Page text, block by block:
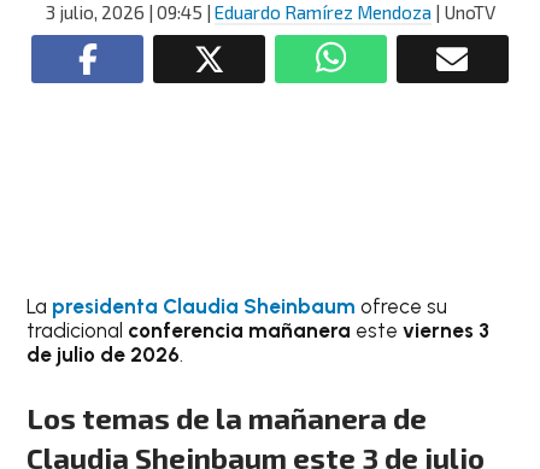
3 julio, 2026 | 09:45 | Eduardo Ramírez Mendoza | UnoTV
La presidenta Claudia Sheinbaum ofrece su
tradicional conferencia mañanera esteviernes 3
de julio de 2026.
Los temas de la mañanera de
Claudia Sheinbaum este 3 de julio